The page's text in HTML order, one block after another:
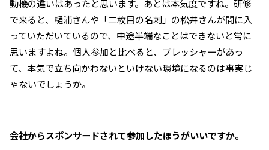
動機の違いはあったと思います。あとは本気度ですね。研修
で来ると、樋浦さんや「二枚目の名刺」の松井さんが間に入
っていただいているので、中途半端なことはできないと常に
思いますよね。個人参加と比べると、プレッシャーがあっ
て、本気で立ち向かわないといけない環境になるのは事実じ
ゃないでしょうか。
――会社からスポンサードされて参加したほうがいいですか。